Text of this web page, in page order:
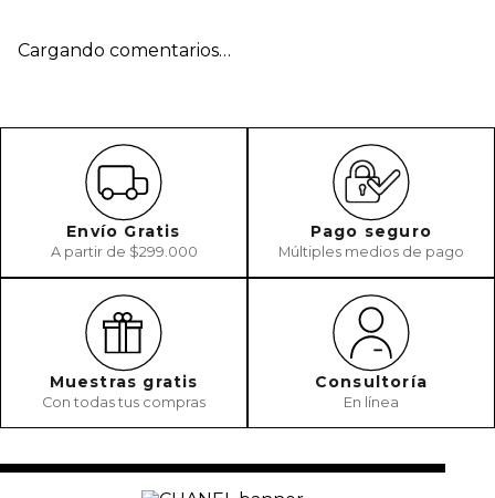
Título
Califica el producto de 1 a 5 estrellas
★ ★★★
Tu nombre
Dirección de email
Escribe un comentario
Cargando comentarios…
Envío Gratis
A partir de $299.000
Pago seguro
Múltiples medios de pago
Muestras gratis
Con todas tus compras
Consultoría
En línea